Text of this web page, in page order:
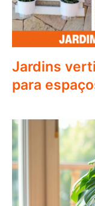
Jardins
para